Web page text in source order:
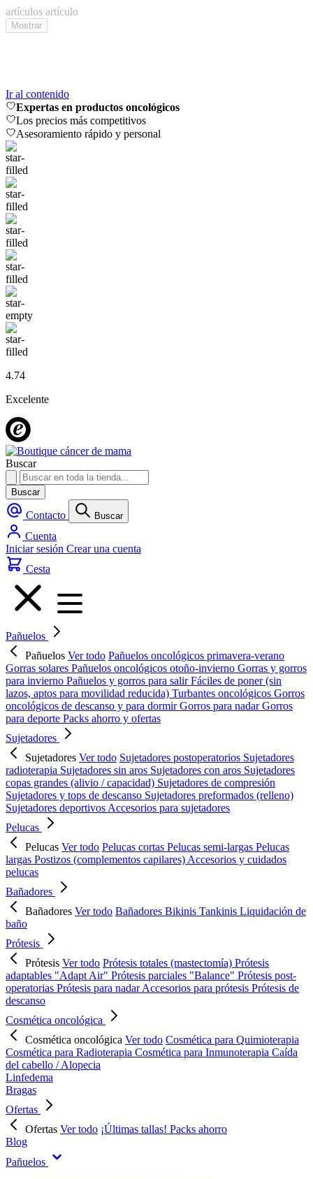
artículos artículo
Mostrar
Ir al contenido
Expertas en productos oncológicos
Los precios más competitivos
Asesoramiento rápido y personal
4.74
Excelente
Buscar
Buscar
Contacto Buscar
Cuenta
Iniciar sesión Crear una cuenta
Cesta
Pañuelos
Pañuelos Ver todo Pañuelos oncológicos primavera-verano
Gorras solares Pañuelos oncológicos otoño-invierno Gorras y gorros
para invierno Pañuelos y gorros para salirFáciles de poner (sin
lazos, aptos para movilidad reducida) Turbantes oncológicos Gorros
oncológicos de descanso y para dormirGorros para nadarGorros
para deporte Packs ahorro y ofertas
Sujetadores
Sujetadores Ver todo Sujetadores postoperatorios Sujetadores
radioterapia Sujetadores sin aros Sujetadores con aros Sujetadores
copas grandes (alivio / capacidad) Sujetadores de compresión
Sujetadores y tops de descanso Sujetadores preformados (relleno)
Sujetadores deportivos Accesorios para sujetadores
Pelucas
Pelucas Ver todo Pelucas cortas Pelucas semi-largas Pelucas
largas Postizos (complementos capilares) Accesorios y cuidados
pelucas
Bañadores
Bañadores Ver todo Bañadores Bikinis Tankinis Liquidación de
baño
Prótesis
Prótesis Ver todo Prótesis totales (mastectomía) Prótesis
adaptables "Adapt Air" Prótesis parciales "Balance" Prótesis post-
operatorias Prótesis para nadarAccesorios para prótesis Prótesis de
descanso
Cosmética oncológica
Cosmética oncológica Ver todo Cosmética para Quimioterapia
Cosmética para Radioterapia Cosmética para Inmunoterapia Caída
del cabello / Alopecia
Linfedema
Bragas
Ofertas
Ofertas Ver todo ¡Últimas tallas! Packs ahorro
Blog
Pañuelos